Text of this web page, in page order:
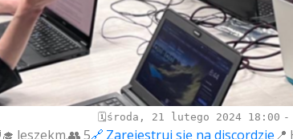
środa, 21 lutego 2024 18:00
leszekm. 5 Zarejestruj się na discordzie